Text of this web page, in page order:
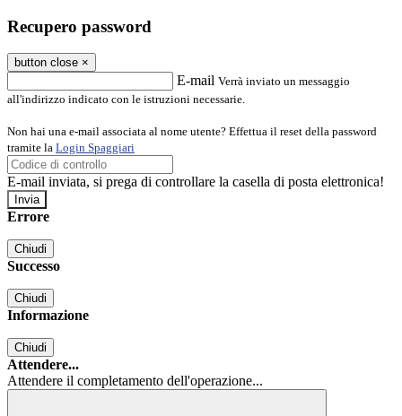
Recupero password
button close ×
E-mail Verrà inviato un messaggio
all'indirizzo indicato con le istruzioni necessarie.
Non hai una e-mail associata al nome utente? Effettua il reset della password
tramite la Login Spaggiari
E-mail inviata, si prega di controllare la casella di posta elettronica!
Errore
Chiudi
Successo
Chiudi
Informazione
Chiudi
Attendere...
Attendere il completamento dell'operazione...